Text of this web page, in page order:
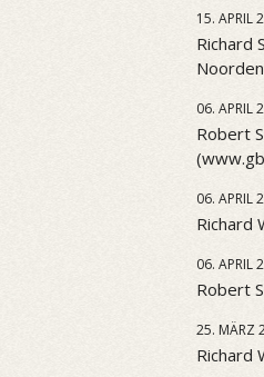
15. APRIL
Richard
06. APRIL
Robert
06. APRIL
Richard
06. APRIL
Robert
25. MÄRZ
Richard